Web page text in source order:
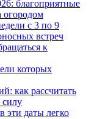
благоприятные
огородом
с 3 по 9
встреч
к
которых
как рассчитать
силу
эти даты легко